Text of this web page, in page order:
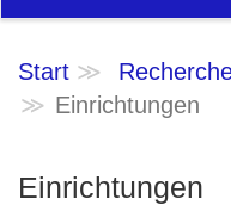
Start
Einrichtungen
Einrichtungen